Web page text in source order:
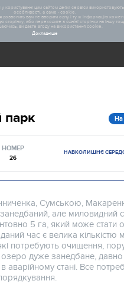
користуванні цим сайтом деякі сервіси використовують
особливості, а саме - cookie.
дозволить вам не вводити одну і ту ж інформацію
сторінку, або переходите з однієї сторінки на іншу
ви даєте згоду на використання cookie.
Докладніше
ПРОЄКТИ
ПРАВОВА БАЗА
ЗАВАНТАЖЕННЯ
МАТЕРІАЛІВ
парк На
НОМЕР
26
НАВКОЛИШНЄ
Сумською,
занедбаний, але миловидний
5 га, який може стати
даний час є велика кількістю
потребують очищення,
дуже занедбане, давно
аварійному стані. Все